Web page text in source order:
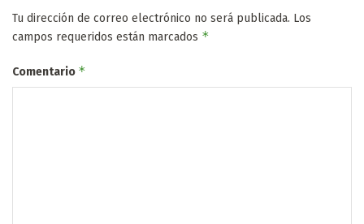
Tu dirección de correo electrónico no será publicada. Los
campos requeridos están marcados *
Comentario *